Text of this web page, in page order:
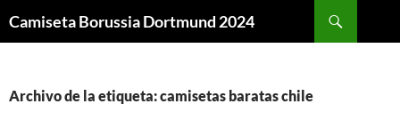
Camiseta Borussia Dortmund 2024
Archivo de la etiqueta: camisetas baratas chile